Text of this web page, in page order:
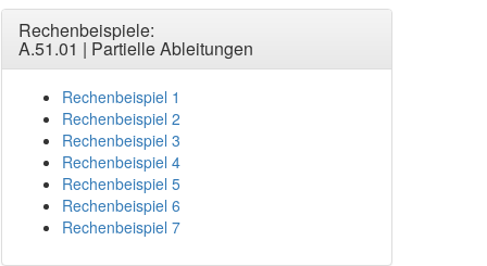
Rechenbeispiele:
A.51.01 | Partielle Ableitungen
Rechenbeispiel 1
Rechenbeispiel 2
Rechenbeispiel 3
Rechenbeispiel 4
Rechenbeispiel 5
Rechenbeispiel 6
Rechenbeispiel 7